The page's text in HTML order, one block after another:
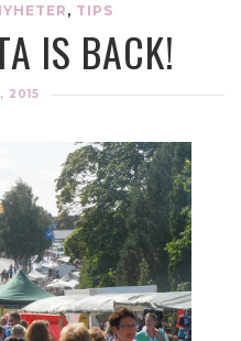
, TIPS
IS BACK!
2015